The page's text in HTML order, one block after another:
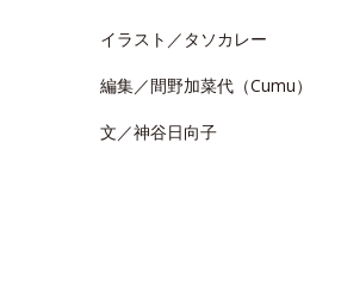
イラスト／タソカレー
編集／間野加菜代（Cumu）
文／神谷日向子